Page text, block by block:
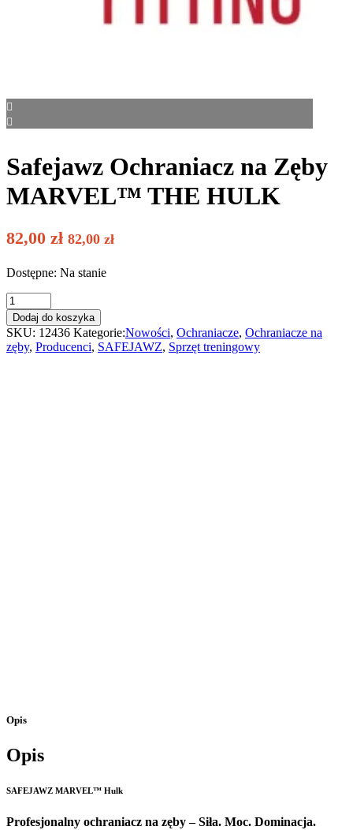
Safejawz Ochraniacz na Zęby
MARVEL™ THE HULK
82,00 zł 82,00 zł
Dostępne: Na stanie
Safejawz
Ochraniacz
na
Zęby
MARVEL™
Dodaj do koszyka
SKU: 12436 Kategorie:Nowości, Ochraniacze, Ochraniacze na
zęby, Producenci, SAFEJAWZ, Sprzęt treningowy
Opis
Opis
SAFEJAWZ MARVEL™ Hulk
Profesjonalny ochraniacz na zęby – Siła. Moc. Dominacja.